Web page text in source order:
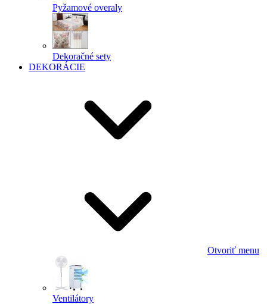
Pyžamové overaly
Dekoračné sety
DEKORÁCIE
Otvoriť menu
Ventilátory